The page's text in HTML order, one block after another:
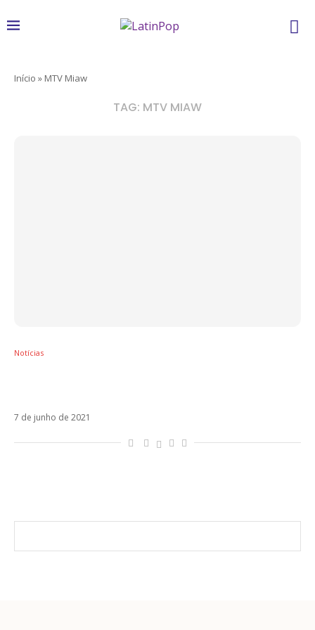
Início » MTV Miaw
TAG: MTV MIAW
Notícias
7 de junho de 2021